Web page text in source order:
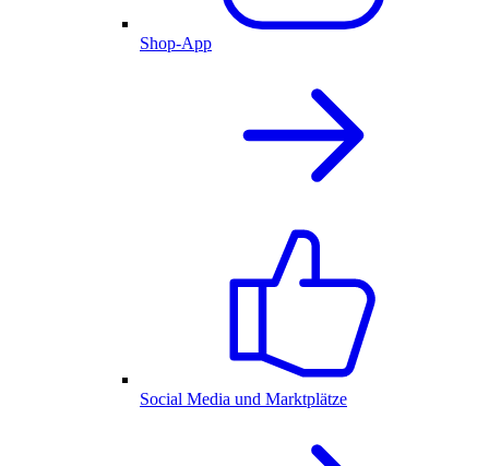
Shop-App
Social Media und Marktplätze